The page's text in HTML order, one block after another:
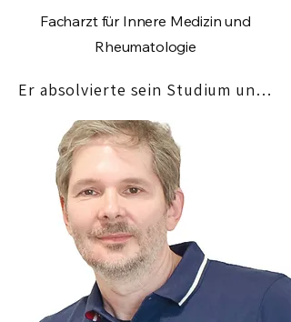
Facharzt für Innere Medizin und
Rheumatologie
Er absolvierte sein Studium und
Medizinischen Universität Wien
am AKH, wo er neben seiner
klinischen Tätigkeit als Oberarzt
die Forschungsgruppe für
Arthrose geleitet hat. Als
Wissenschafter hat er längere
Zeit in den USA gelebt und an
der Universität Harvard (Boston)